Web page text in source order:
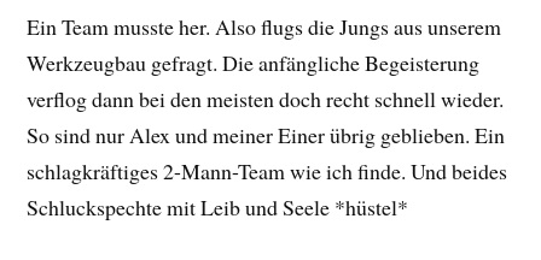
Ein Team musste her. Also flugs die Jungs aus unserem
Werkzeugbau gefragt. Die anfängliche Begeisterung
verflog dann bei den meisten doch recht schnell wieder.
So sind nur Alex und meiner Einer übrig geblieben. Ein
schlagkräftiges 2-Mann-Team wie ich finde. Und beides
Schluckspechte mit Leib und Seele *hüstel*